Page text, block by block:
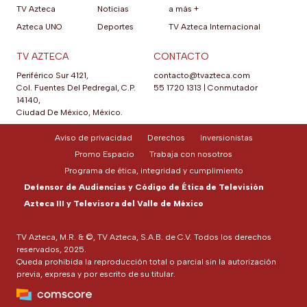
TV Azteca
Azteca UNO
Noticias
Deportes
a más +
TV Azteca Internacional
TV AZTECA
Periférico Sur 4121,
Col. Fuentes Del Pedregal, C.P.
14140,
Ciudad De México, México.
CONTACTO
contacto@tvazteca.com
55 1720 1313
Conmutador
TV Azteca, M.R. & ©, TV Azteca, S.A.B. de C.V. Todos los derechos
reservados, 2025.
Queda prohibida la reproducción total o parcial sin la autorización
previa, expresa y por escrito de su titular.
Aviso de privacidad Derechos
Inversionistas
Promo Espacio
Trabaja con nosotros
Programa de ética, integridad y cumplimiento
Defensor de Audiencias y Código de Ética de Televisión
Azteca III y Televisora del Valle de México